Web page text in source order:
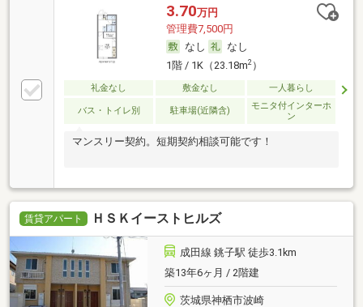
3.70万円
管理費7,500円
なし
なし
1階 / 1K（23.18m2）
礼金なし 敷金なし 一人暮らし
バス・トイレ別 駐車場(近隣含)
モニタ付インターホ
ン
マンスリー契約。短期契約相談可能です！
賃貸アパート ＨＳＫイーストヒルズ
成田線 銚子駅 徒歩3.1km
築13年6ヶ月 / 2階建
茨城県神栖市波崎